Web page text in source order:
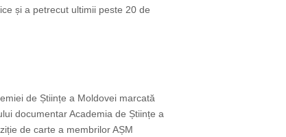
și a petrecut ultimii peste 20 de
de Științe a Moldovei marcată
documentar Academia de Științe a
de carte a membrilor AȘM